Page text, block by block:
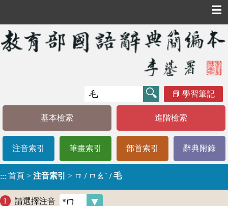
☰
學習筆記
基本檢索 進階檢索
注音索引 筆畫索引 部首索引 辭典附錄
::: 首頁 > 注音索引 > ㄇ / ㄇㄠˊ / 毛
請選擇注音